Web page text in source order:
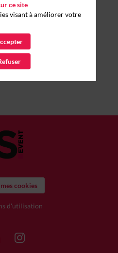
cookies
d'utilisation
ce site
visant à améliorer votre